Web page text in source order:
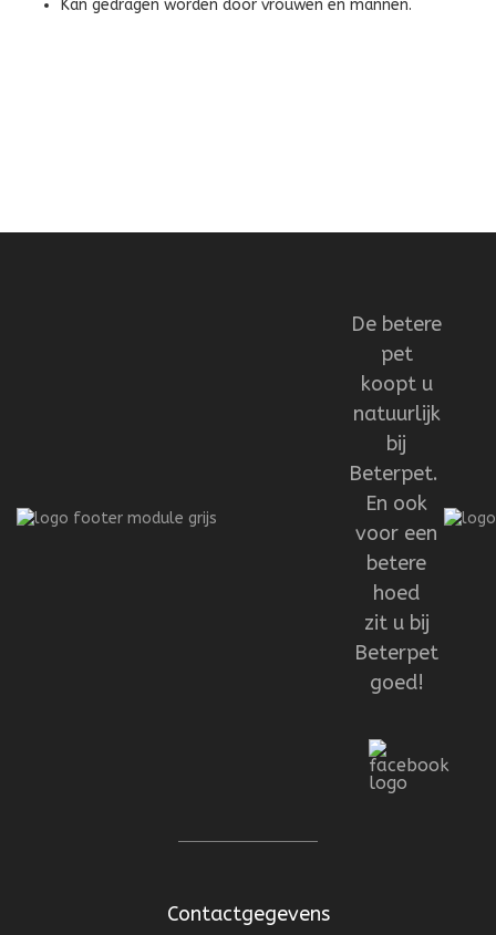
Kan gedragen worden door vrouwen en mannen.
De betere
pet
koopt u
natuurlijk
bij
Beterpet.
En ook
voor een
betere
hoed
zit u bij
Beterpet
goed!
Contactgegevens